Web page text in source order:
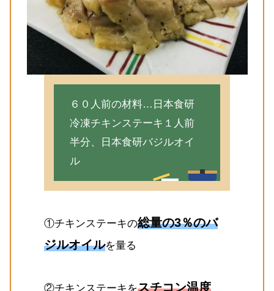
６０人前の材料…日本食研
冷凍チキンステーキ１人前
半分、日本食研バジルオイ
ル
①チキンステーキの総量の3％のバ
ジルオイルを量る
②チキンステーキをスチコン温度